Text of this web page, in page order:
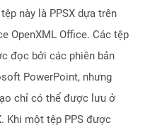
này là PPSX dựa trên
OpenXML Office. Các tệp
đọc bởi các phiên bản
PowerPoint, nhưng
chỉ có thể được lưu ở
Khi một tệp PPS được